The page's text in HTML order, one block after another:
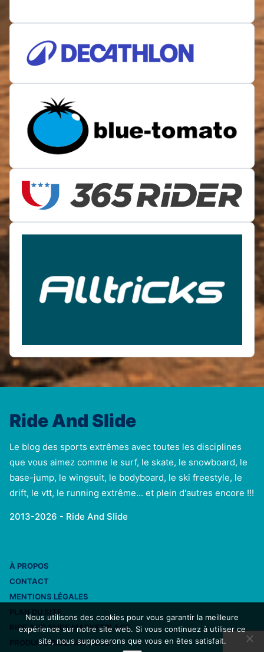
Ride And Slide
Le blog des sports extrêmes avec toutes les disciplines
que vous aimez comme le surf, le skate, le snowboard, le
base-jump, le wingsuit, le bodyboard, le ski freestyle, le
drift, le vtt, le running extrême... et plein d'autres encore !!!
2013-2026 - Ride And Slide
À PROPOS
CONTACT
MENTIONS LÉGALES
RIDE AND SLIDE MARKETPLACE
PRODUITS RIDE AND SLIDE
Nous utilisons des cookies pour vous garantir la meilleure
expérience sur notre site web. Si vous continuez à utiliser ce
site, nous supposerons que vous en êtes satisfait.